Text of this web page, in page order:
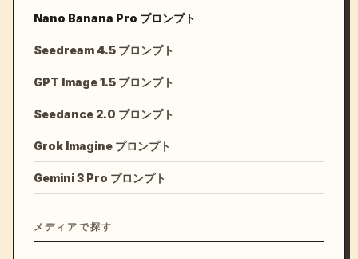
Nano Banana Pro プロンプト
Seedream 4.5 プロンプト
GPT Image 1.5 プロンプト
Seedance 2.0 プロンプト
Grok Imagine プロンプト
Gemini 3 Pro プロンプト
メディアで探す